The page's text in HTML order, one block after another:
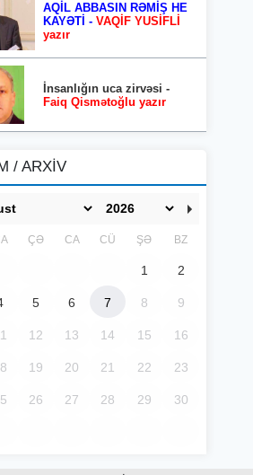
AQİL ABBASIN RƏMİŞ HE
KAYƏTİ - VAQİF YUSİFLİ
yazır
İnsanlığın uca zirvəsi -
Faiq Qismətoğlu yazır
/ ARXİV
ÇƏ CA CÜ ŞƏ BZ
1 2
5 6 7 8 9
12 13 14 15 16
19 20 21 22 23
26 27 28 29 30